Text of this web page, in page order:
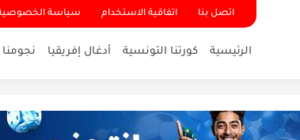
اتصل بنا اتفاقية الاستخدام سياسة
الرئيسية كورتنا التونسية أدغال إفريقيا